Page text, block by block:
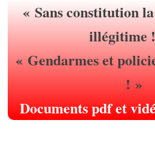
« Sans constitution
illégitime
« Gendarmes et
! »
Documents pdf et